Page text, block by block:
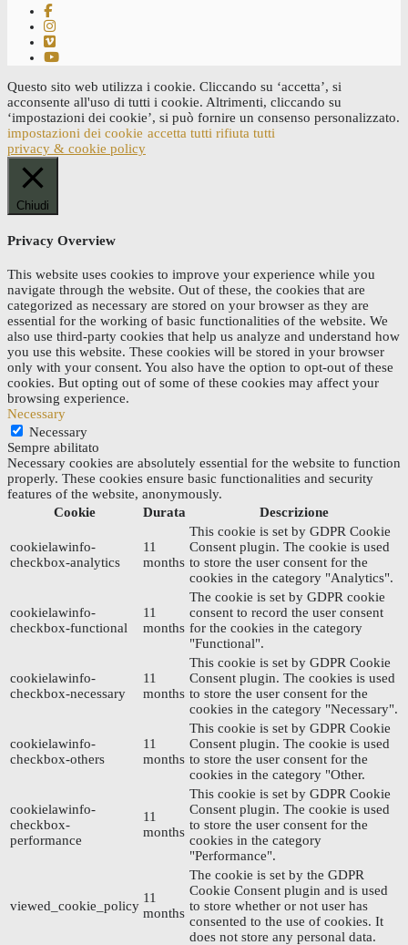
Questo sito web utilizza i cookie. Cliccando su ‘accetta’, si
acconsente all'uso di tutti i cookie. Altrimenti, cliccando su
‘impostazioni dei cookie’, si può fornire un consenso personalizzato.
impostazioni dei cookie accetta tutti rifiuta tutti
privacy & cookie policy
Chiudi
Privacy Overview
This website uses cookies to improve your experience while you
navigate through the website. Out of these, the cookies that are
categorized as necessary are stored on your browser as they are
essential for the working of basic functionalities of the website. We
also use third-party cookies that help us analyze and understand how
you use this website. These cookies will be stored in your browser
only with your consent. You also have the option to opt-out of these
cookies. But opting out of some of these cookies may affect your
browsing experience.
Necessary
Necessary
Sempre abilitato
Necessary cookies are absolutely essential for the website to function
properly. These cookies ensure basic functionalities and security
features of the website, anonymously.
Cookie
Durata Descrizione
cookielawinfo-
checkbox-analytics
11
months
This cookie is set by GDPR Cookie
Consent plugin. The cookie is used
to store the user consent for the
cookies in the category "Analytics".
cookielawinfo-
checkbox-functional
11
months
The cookie is set by GDPR cookie
consent to record the user consent
for the cookies in the category
"Functional".
cookielawinfo-
checkbox-necessary
11
months
This cookie is set by GDPR Cookie
Consent plugin. The cookies is used
to store the user consent for the
cookies in the category "Necessary".
cookielawinfo-
checkbox-others
11
months
This cookie is set by GDPR Cookie
Consent plugin. The cookie is used
to store the user consent for the
cookies in the category "Other.
cookielawinfo-
checkbox-
performance
11
months
This cookie is set by GDPR Cookie
Consent plugin. The cookie is used
to store the user consent for the
cookies in the category
"Performance".
viewed_cookie_policy
11
months
The cookie is set by the GDPR
Cookie Consent plugin and is used
to store whether or not user has
consented to the use of cookies. It
does not store any personal data.